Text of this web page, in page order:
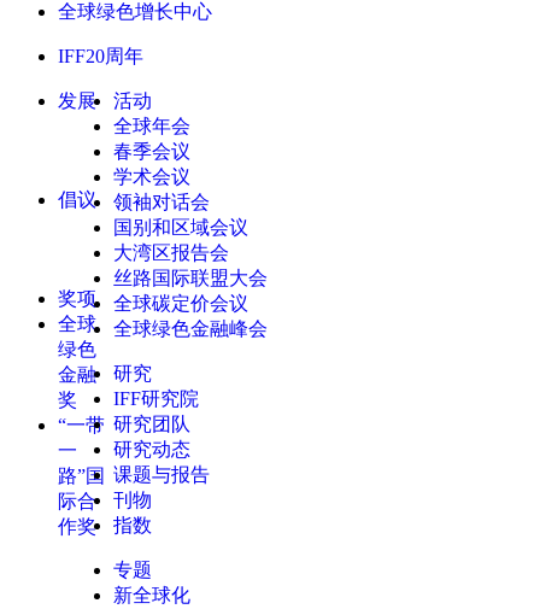
全球绿色增长中心
IFF20周年
发展
倡议
奖项
全球
绿色
金融
奖
“一带
一
路”国
际合
作奖
活动
全球年会
春季会议
学术会议
领袖对话会
国别和区域会议
大湾区报告会
丝路国际联盟大会
全球碳定价会议
全球绿色金融峰会
研究
IFF研究院
研究团队
研究动态
课题与报告
刊物
指数
专题
新全球化